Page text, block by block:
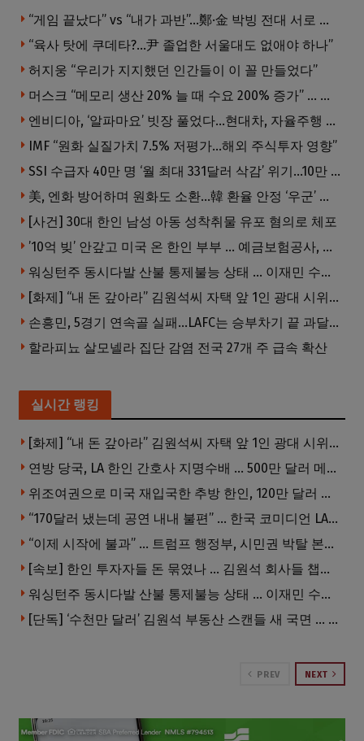
“게임 끝났다” vs “내가 과반”…鄭·金 박빙 전대 서로 우위 주장
“육사 탓에 쿠데타?…尹 졸업한 서울대도 없애야 하나”
허지웅 “우리가 지지했던 인간들이 이 꼴 만들었다”
머스크 “메모리 생산 20% 늘 때 수요 200% 증가” … 반도체 매출 1조달러 눈 앞
엔비디아, ‘알파마요’ 빗장 풀었다…현대차, 자율주행 속도내나
IMF “원화 실질가치 7.5% 저평가…해외 주식투자 영향”
SSI 수급자 40만 명 ‘월 최대 331달러 삭감’ 위기…10만 명은 수급자격 상실
美, 엔화 방어하며 원화도 소환…韓 환율 안정 ‘우군’ 되나
[사건] 30대 한인 남성 아동 성착취물 유포 혐의로 체포
’10억 빚’ 안갚고 미국 온 한인 부부 … 예금보험공사, 미국서 소송
워싱턴주 동시다발 산불 통제불능 상태 … 이재민 수십만명
[화제] “내 돈 갚아라” 김원석씨 자택 앞 1인 광대 시위 … 한인 투자사, “108만 달러 못받아”
손흥민, 5경기 연속골 실패…LAFC는 승부차기 끝 과달라하라 격파
할라피뇨 살모넬라 집단 감염 전국 27개 주 급속 확산
실시간 랭킹
[화제] “내 돈 갚아라” 김원석씨 자택 앞 1인 광대 시위 … 한인 투자사, “108만 달러 못받아”
연방 당국, LA 한인 간호사 지명수배 … 500만 달러 메디캐어 사기, 선고 직전 한국 도주
위조여권으로 미국 재입국한 추방 한인, 120만 달러 은행 사기 행각
“170달러 냈는데 공연 내내 불편” … 한국 코미디언 LA공연, 음향 불량에 외모 비하 개그 논란
“이제 시작에 불과” … 트럼프 행정부, 시민권 박탈 본격화
[속보] 한인 투자자들 돈 묶였나 … 김원석 회사들 챕터7 강제파산·자진파산 잇따라 신청
워싱턴주 동시다발 산불 통제불능 상태 … 이재민 수십만명
[단독] ‘수천만 달러’ 김원석 부동산 스캔들 새 국면 … 한인 투자자들 소송 잇따라 ‘디폴트’ 절차
PREV NEXT